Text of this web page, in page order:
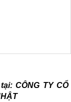
CÔNG TY CỔ